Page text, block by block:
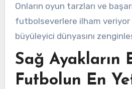
Onların oyun tarzları ve
futbolseverlere ilham veriyor
büyüleyici dünyasını
Sağ Ayakların
Futbolun En